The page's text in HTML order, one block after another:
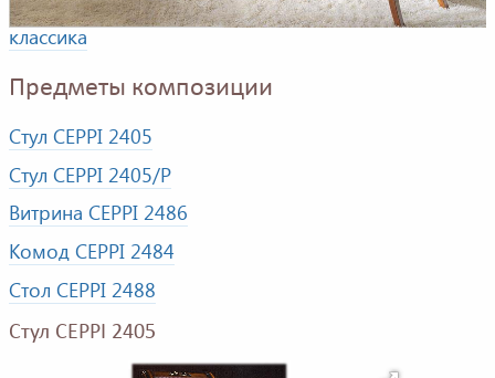
Стили
классика
Предметы композиции
Стул CEPPI 2405
Стул CEPPI 2405/P
Витрина CEPPI 2486
Комод CEPPI 2484
Стол CEPPI 2488
Стул CEPPI 2405